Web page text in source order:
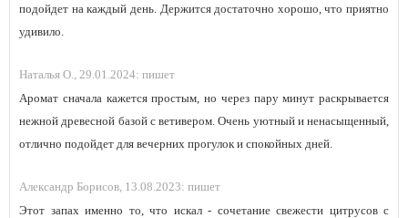
подойдет на каждый день. Держится достаточно хорошо, что приятно
удивило.
Наталья О., 29.01.2024: пишет
Аромат сначала кажется простым, но через пару минут раскрывается
нежной древесной базой с ветивером. Очень уютный и ненасыщенный,
отлично подойдет для вечерних прогулок и спокойных дней.
Александр Борисов, 13.08.2023: пишет
Этот запах именно то, что искал - сочетание свежести цитрусов с